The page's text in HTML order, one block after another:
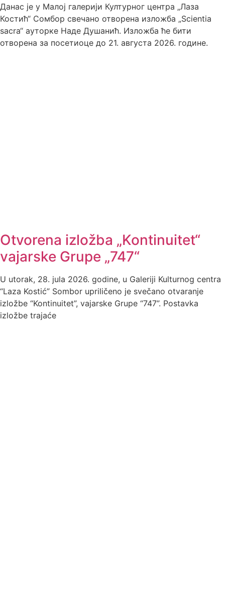
Данас је у Малој галерији Културног центра „Лаза
Костић“ Сомбор свечано отворена изложба „Scientia
sacra“ ауторке Наде Душанић. Изложба ће бити
отворена за посетиоце до 21. августа 2026. године.
Otvorena izložba „Kontinuitet“
vajarske Grupe „747“
U utorak, 28. jula 2026. godine, u Galeriji Kulturnog centra
“Laza Kostić” Sombor upriličeno je svečano otvaranje
izložbe “Kontinuitet”, vajarske Grupe “747”. Postavka
izložbe trajaće